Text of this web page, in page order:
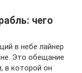
чего
в небе лайнер
Это обещание
в которой он